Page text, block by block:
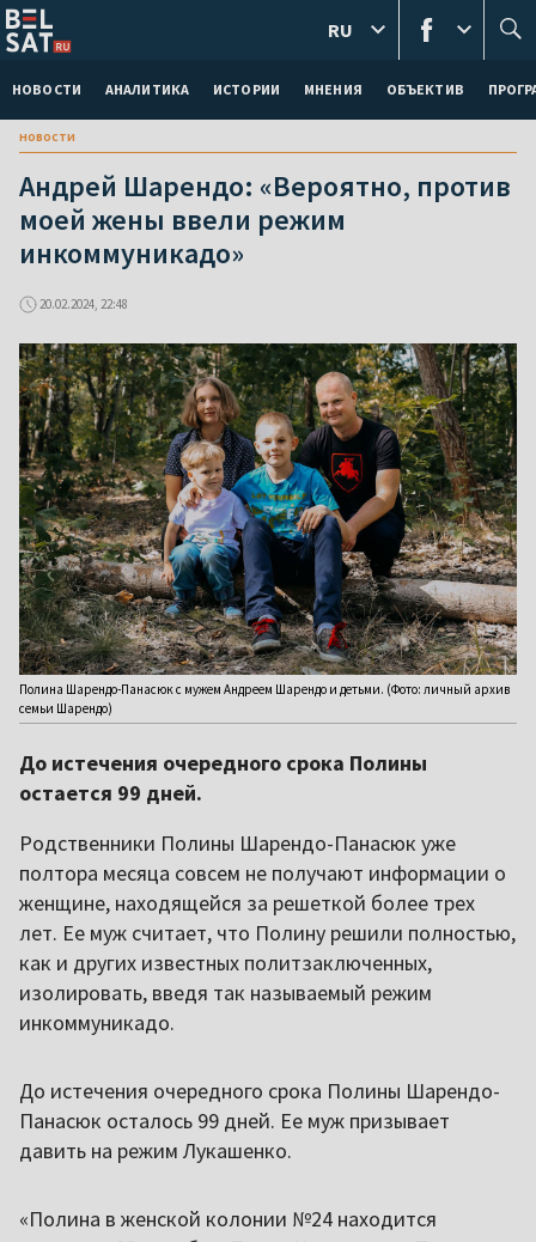
НОВОСТИ АНАЛИТИКА ИСТОРИИ МНЕНИЯ ОБЪЕКТИВ
RU
новости
Андрей Шарендо: «Вероятно, против
моей жены ввели режим
инкоммуникадо»
20.02.2024, 22:48
Полина Шарендо-Панасюк с мужем Андреем Шарендо и детьми. (Фото: личный архив
семьи Шарендо)
До истечения очередного срока Полины
остается 99 дней.
Родственники Полины Шарендо-Панасюк уже
полтора месяца совсем не получают информации о
женщине, находящейся за решеткой более трех
лет. Ее муж считает, что Полину решили полностью,
как и других известных политзаключенных,
изолировать, введя так называемый режим
инкоммуникадо.
До истечения очередного срока Полины Шарендо-
Панасюк осталось 99 дней. Ее муж призывает
давить на режим Лукашенко.
«Полина в женской колонии №24 находится